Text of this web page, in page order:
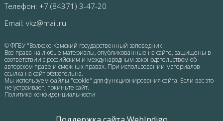
Телефон: +7 (84371) 3-47-20
Email: vkz@mail.ru
© ФГБУ "Волжско-Камский государственный заповедник"
Все права на любые материалы, опубликованные на сайте, защищены в
соответствии с российским и международным законодательством об
авторском праве и смежных правах. При использовании материалов
ссылка на сайт обязательна.
Мы используем файлы "cookie" для функционирования сайта. Если вас это
не устраивает, покиньте сайт.
Политика конфиденциальности